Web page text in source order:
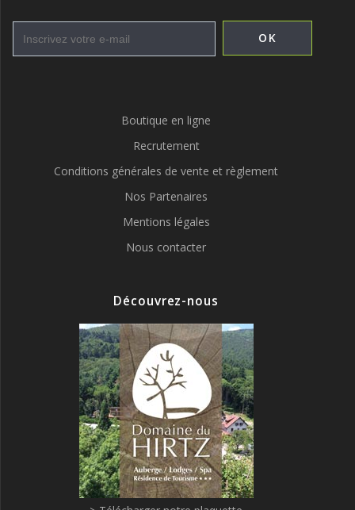
Boutique en ligne
Recrutement
Conditions générales de vente et règlement
Nos Partenaires
Mentions légales
Nous contacter
Découvrez-nous